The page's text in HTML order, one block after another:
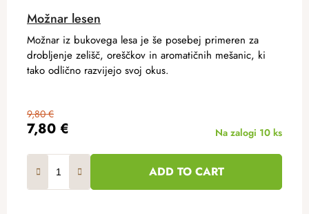
Možnar lesen
7,80 €
9,80 €
Na zalogi 10 ks
ADD TO CART
Možnar iz bukovega lesa je še posebej primeren za
drobljenje zelišč, oreščkov in aromatičnih mešanic, ki
tako odlično razvijejo svoj okus.